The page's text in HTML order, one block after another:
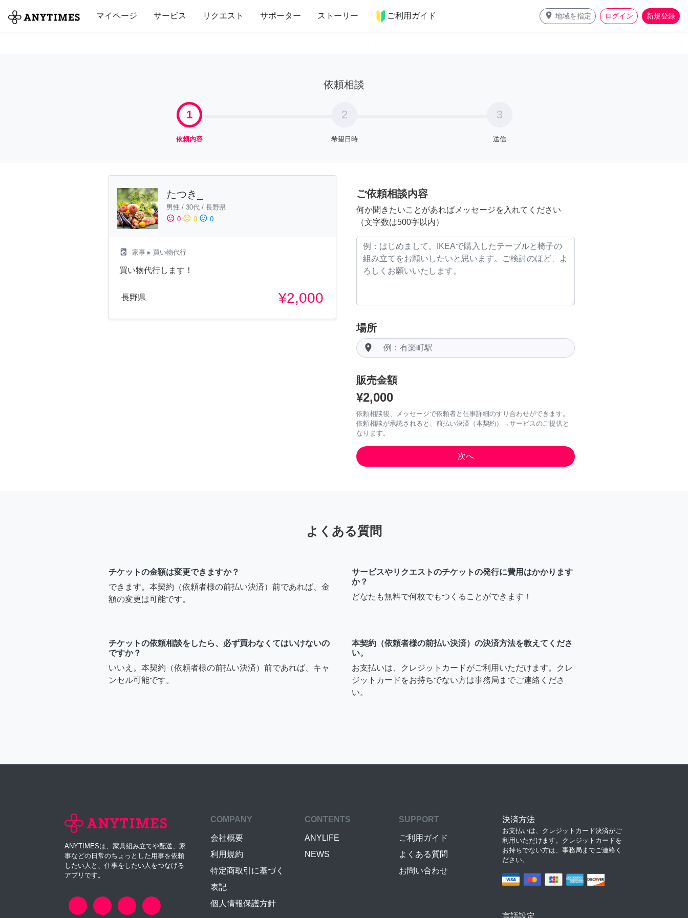
マイページ サービス リクエスト サポーター ストーリー ご利用ガイド place 地域を指定 ログイン 新規登録
全て 修理・組立 家事 引っ越し インテリア 趣味・習い事 ペット 料理
依頼相談
1
依頼内容
2
希望日時
3
送信
たつき_
男性 / 30代 / 長野県
sentiment_satisfied 0 sentiment_neutral 0 sentiment_dissatisfied 0
local_laundry_service 家事 ▸ 買い物代行
買い物代行します！
長野県 ¥2,000
ご依頼相談内容
何か聞きたいことがあればメッセージを入れてください
（文字数は500字以内）
場所
room
販売金額
¥2,000
依頼相談後、メッセージで依頼者と仕事詳細のすり合わせができます。
依頼相談が承認されると、前払い決済（本契約）→サービスのご提供と
なります。
よくある質問
チケットの金額は変更できますか？
できます。本契約（依頼者様の前払い決済）前であれば、金
額の変更は可能です。
サービスやリクエストのチケットの発行に費用はかかります
か？
どなたも無料で何枚でもつくることができます！
チケットの依頼相談をしたら、必ず買わなくてはいけないの
ですか？
いいえ。本契約（依頼者様の前払い決済）前であれば、キャ
ンセル可能です。
本契約（依頼者様の前払い決済）の決済方法を教えてくださ
い。
お支払いは、クレジットカードがご利用いただけます。クレ
ジットカードをお持ちでない方は事務局までご連絡くださ
い。
ANYTIMESは、家具組み立てや配送、家
事などの日常のちょっとした用事を依頼
したい人と、仕事をしたい人をつなげる
アプリです。
COMPANY
会社概要
利用規約
特定商取引に基づく
表記
個人情報保護方針
CONTENTS
ANYLIFE
NEWS
SUPPORT
ご利用ガイド
よくある質問
お問い合わせ
決済方法
お支払いは、クレジットカード決済がご
利用いただけます。クレジットカードを
お持ちでない方は、事務局までご連絡く
ださい。
言語設定